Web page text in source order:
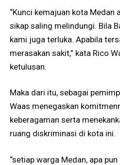
“Kunci kemajuan kota Medan
sikap saling melindungi. Bila
kami juga terluka. Apabila
merasakan sakit,” kata Rico
ketulusan.
Maka dari itu, sebagai
Waas menegaskan
keberagaman serta
ruang diskriminasi di kota ini.
“setiap warga Medan, apa